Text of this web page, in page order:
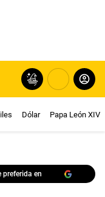
Dólar Papa León XIV
preferida en